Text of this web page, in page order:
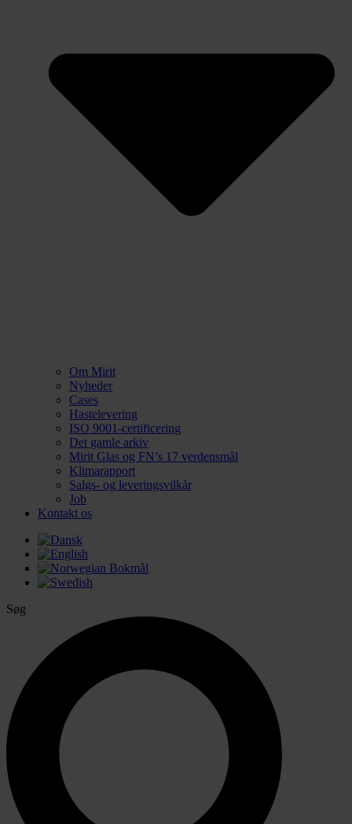
Om Mirit
Nyheder
Cases
Hastelevering
ISO 9001-certificering
Det gamle arkiv
Mirit Glas og FN’s 17 verdensmål
Klimarapport
Salgs- og leveringsvilkår
Job
Kontakt os
Søg